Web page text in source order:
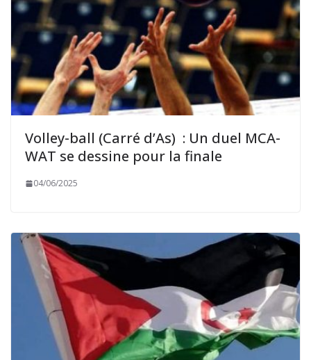
Volley-ball (Carré d’As) : Un duel MCA-
WAT se dessine pour la finale
04/06/2025